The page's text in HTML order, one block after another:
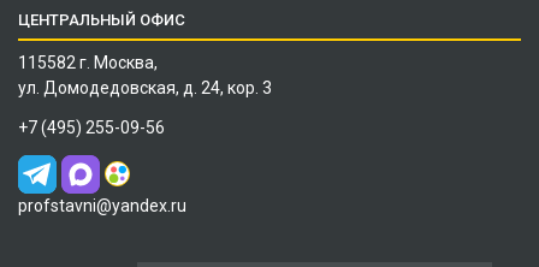
ЦЕНТРАЛЬНЫЙ ОФИС
115582 г. Москва,
ул. Домодедовская, д. 24, кор. 3
+7 (495) 255-09-56
profstavni@yandex.ru